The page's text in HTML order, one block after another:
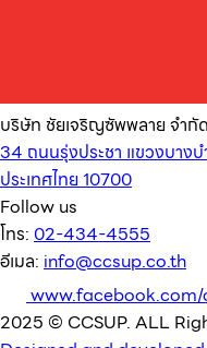
บริษัท ชัยเจริญซัพพลาย จำกัด
34 ถนนรุ่งประชา แขวงบาง
ประเทศไทย 10700
Follow us
โทร: 02-434-4555
อีเมล: info@ccsup.co.th
www.facebook.com/
2025 © CCSUP. ALL